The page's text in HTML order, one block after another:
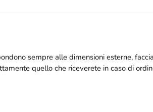
sempre alle dimensioni esterne,
quello che riceverete in caso di